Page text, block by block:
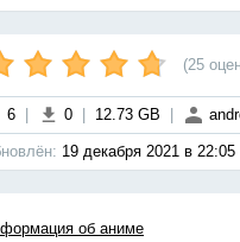
(25
6 0 12.73 GB
19 декабря 2021 в 22:05
об аниме